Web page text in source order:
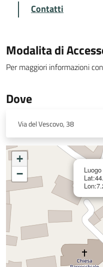
Contatti
Modalita di
Per maggiori informazioni
Dove
Via del Vescovo, 38
+
−